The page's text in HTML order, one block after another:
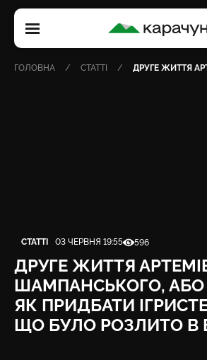
КАРАЧУН
ГОЛОВНА СТАТТІ ДРУГЕ ЖИТТЯ
Категорія
СТАТТІ
Дата публікації
03 ЧЕРВНЯ 19:55Кількість переглядів
596
ДРУГЕ ЖИТТЯ
ШАМПАНСЬКОГО, АБО
ЯК ПРИДБАТИ
ЩО БУЛО РОЗЛИТО В